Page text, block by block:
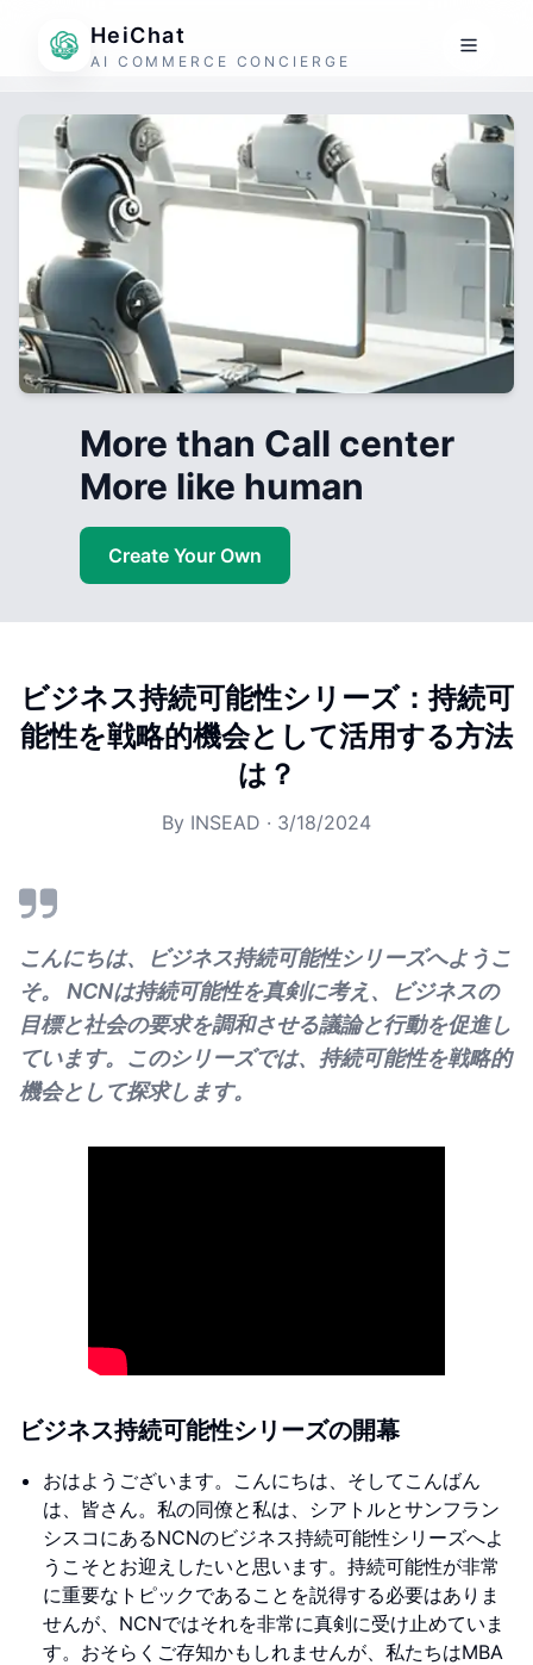
HeiChat
AI COMMERCE CONCIERGE
More than Call center
More like human
Create Your Own
ビジネス持続可能性シリーズ：持続可
能性を戦略的機会として活用する方法
は？
By INSEAD · 3/18/2024
こんにちは、ビジネス持続可能性シリーズへようこ
そ。 NCNは持続可能性を真剣に考え、ビジネスの
目標と社会の要求を調和させる議論と行動を促進し
ています。このシリーズでは、持続可能性を戦略的
機会として探求します。
ビジネス持続可能性シリーズの開幕
おはようございます。こんにちは、そしてこんばん
は、皆さん。私の同僚と私は、シアトルとサンフラン
シスコにあるNCNのビジネス持続可能性シリーズへよ
うこそとお迎えしたいと思います。持続可能性が非常
に重要なトピックであることを説得する必要はありま
せんが、NCNではそれを非常に真剣に受け止めていま
す。おそらくご存知かもしれませんが、私たちはMBA